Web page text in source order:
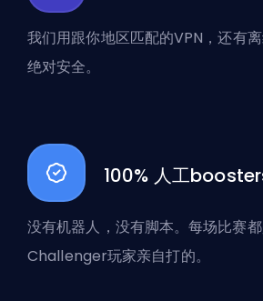
我们用跟你地区匹配的VPN，还有
绝对安全。
100% 人工
没有机器人，没有脚本。每场比赛
Challenger玩家亲自打的。